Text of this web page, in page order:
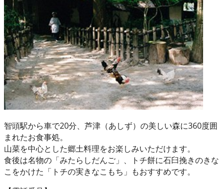
智頭駅から車で20分、芦津（あしず）の美しい森に360度囲
まれたお食事処。
山菜を中心とした郷土料理をお楽しみいただけます。
食後は名物の「みたらしだんご」、トチ餅に石臼挽きのきな
こをかけた「トチの実きなこもち」もおすすめです。